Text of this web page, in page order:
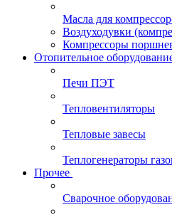
Масла для
Воздуходувки
Компрессоры
Отопительное
Печи ПЭТ
Тепловентиляторы
Тепловые завесы
Теплогенераторы
Прочее
Сварочное